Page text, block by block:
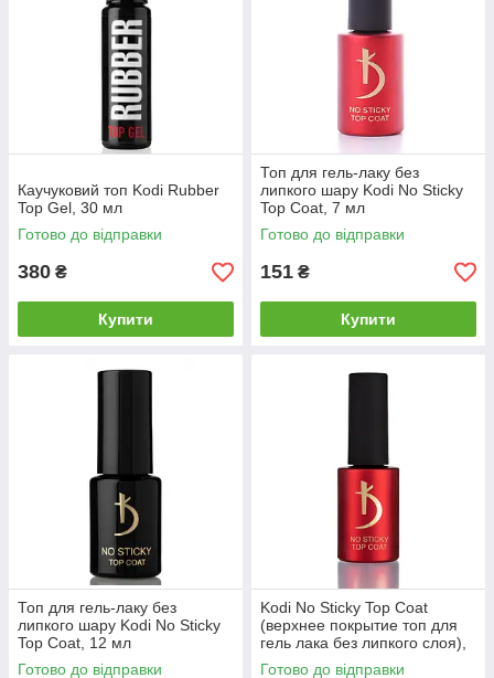
Каучуковий топ Kodi Rubber
Top Gel, 30 мл
Готово до відправки
380 ₴
Купити
Топ для гель-лаку без
липкого шару Kodi No Sticky
Top Coat, 7 мл
Готово до відправки
151 ₴
Купити
Топ для гель-лаку без
липкого шару Kodi No Sticky
Top Coat, 12 мл
Готово до відправки
Kodi No Sticky Top Coat
(верхнее покрытие топ для
гель лака без липкого слоя),
15 мл
Готово до відправки